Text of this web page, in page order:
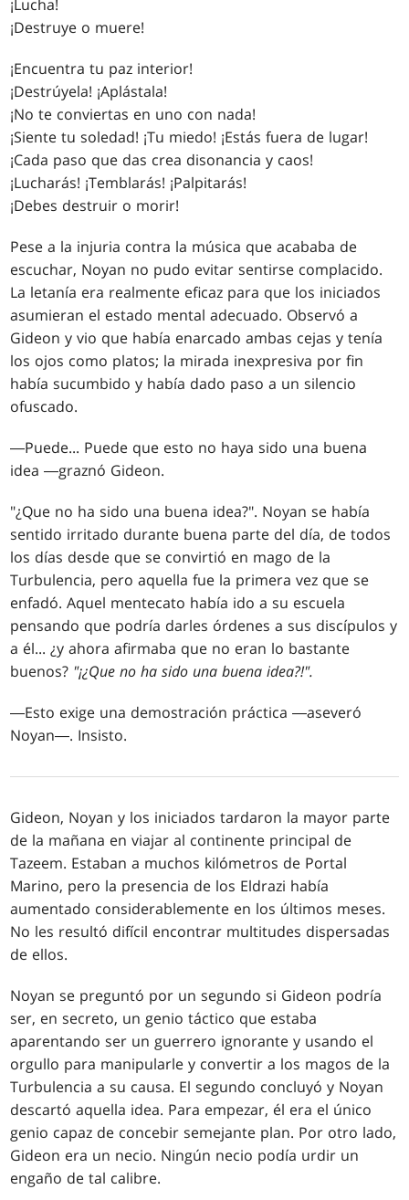
¡Lucha!
¡Destruye o muere!
¡Encuentra tu paz interior!
¡Destrúyela! ¡Aplástala!
¡No te conviertas en uno con nada!
¡Siente tu soledad! ¡Tu miedo! ¡Estás fuera de lugar!
¡Cada paso que das crea disonancia y caos!
¡Lucharás! ¡Temblarás! ¡Palpitarás!
¡Debes destruir o morir!
Pese a la injuria contra la música que acababa de
escuchar, Noyan no pudo evitar sentirse complacido.
La letanía era realmente eficaz para que los iniciados
asumieran el estado mental adecuado. Observó a
Gideon y vio que había enarcado ambas cejas y tenía
los ojos como platos; la mirada inexpresiva por fin
había sucumbido y había dado paso a un silencio
ofuscado.
―Puede... Puede que esto no haya sido una buena
idea ―graznó Gideon.
"¿Que no ha sido una buena idea?". Noyan se había
sentido irritado durante buena parte del día, de todos
los días desde que se convirtió en mago de la
Turbulencia, pero aquella fue la primera vez que se
enfadó. Aquel mentecato había ido a su escuela
pensando que podría darles órdenes a sus discípulos y
a él... ¿y ahora afirmaba que no eran lo bastante
buenos? "¡¿Que no ha sido una buena idea?!".
―Esto exige una demostración práctica ―aseveró
Noyan―. Insisto.
Gideon, Noyan y los iniciados tardaron la mayor parte
de la mañana en viajar al continente principal de
Tazeem. Estaban a muchos kilómetros de Portal
Marino, pero la presencia de los Eldrazi había
aumentado considerablemente en los últimos meses.
No les resultó difícil encontrar multitudes dispersadas
de ellos.
Noyan se preguntó por un segundo si Gideon podría
ser, en secreto, un genio táctico que estaba
aparentando ser un guerrero ignorante y usando el
orgullo para manipularle y convertir a los magos de la
Turbulencia a su causa. El segundo concluyó y Noyan
descartó aquella idea. Para empezar, él era el único
genio capaz de concebir semejante plan. Por otro lado,
Gideon era un necio. Ningún necio podía urdir un
engaño de tal calibre.